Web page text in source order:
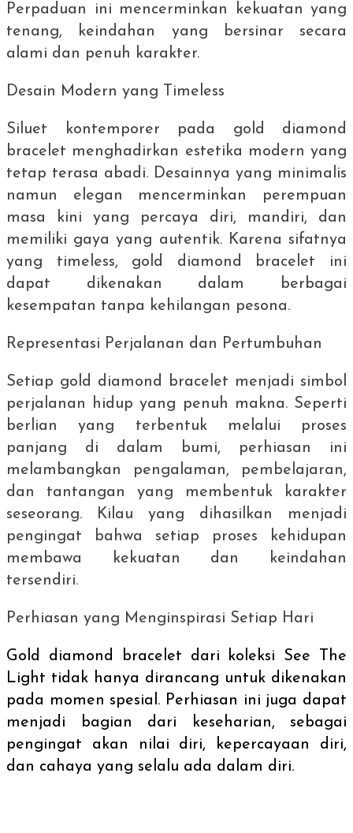
Perpaduan ini mencerminkan kekuatan yang
tenang, keindahan yang bersinar secara
alami dan penuh karakter.
Desain Modern yang Timeless
Siluet kontemporer pada gold diamond
bracelet menghadirkan estetika modern yang
tetap terasa abadi. Desainnya yang minimalis
namun elegan mencerminkan perempuan
masa kini yang percaya diri, mandiri, dan
memiliki gaya yang autentik. Karena sifatnya
yang timeless, gold diamond bracelet ini
dapat dikenakan dalam berbagai
kesempatan tanpa kehilangan pesona.
Representasi Perjalanan dan Pertumbuhan
Setiap gold diamond bracelet menjadi simbol
perjalanan hidup yang penuh makna. Seperti
berlian yang terbentuk melalui proses
panjang di dalam bumi, perhiasan ini
melambangkan pengalaman, pembelajaran,
dan tantangan yang membentuk karakter
seseorang. Kilau yang dihasilkan menjadi
pengingat bahwa setiap proses kehidupan
membawa kekuatan dan keindahan
tersendiri.
Perhiasan yang Menginspirasi Setiap Hari
Gold diamond bracelet dari koleksi See The
Light tidak hanya dirancang untuk dikenakan
pada momen spesial. Perhiasan ini juga dapat
menjadi bagian dari keseharian, sebagai
pengingat akan nilai diri, kepercayaan diri,
dan cahaya yang selalu ada dalam diri.